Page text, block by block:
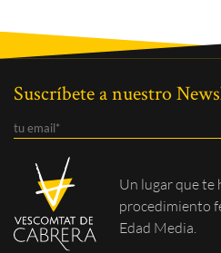
Suscríbete a nuestro
Un lugar que te
procedimiento
Edad Media.